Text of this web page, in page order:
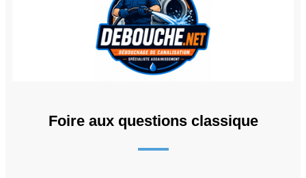
Foire aux questions classique